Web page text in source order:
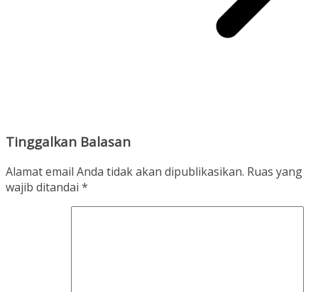
Tinggalkan Balasan
Alamat email Anda tidak akan dipublikasikan. Ruas yang
wajib ditandai *